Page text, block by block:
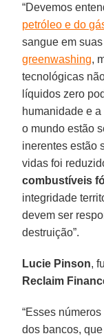
“Devemos
petróleo e do
sangue em
greenwashing,
tecnológicas
líquidos zero
humanidade e
o mundo estão
inerentes estão
vidas foi
combustíveis
integridade
devem ser
destruição”.
Lucie Pinson,
Reclaim
“Esses
dos bancos,